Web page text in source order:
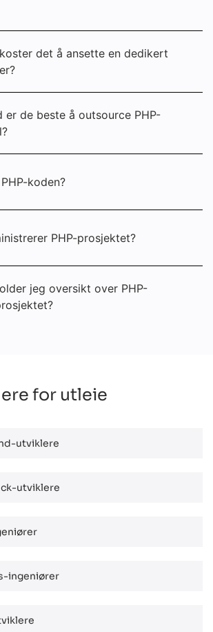
det å ansette en dedikert
er de beste å outsource PHP-
koden?
PHP-prosjektet?
jeg oversikt over PHP-
for utleie
utviklere
utviklere
ingeniører